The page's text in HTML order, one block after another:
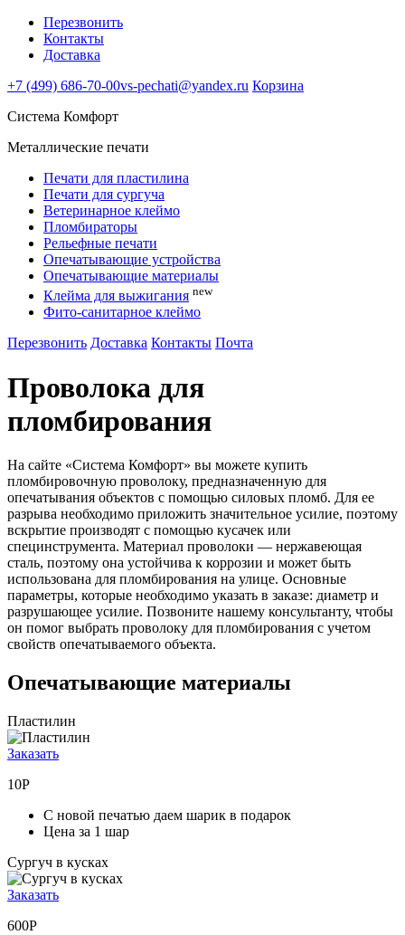
Перезвонить
Контакты
Доставка
+7 (499) 686-70-00vs-pechati@yandex.ru Корзина
Система Комфорт
Металлические печати
Печати для пластилина
Печати для сургуча
Ветеринарное клеймо
Пломбираторы
Рельефные печати
Опечатывающие устройства
Опечатывающие материалы
Клейма для выжигания new
Фито-санитарное клеймо
Перезвонить Доставка Контакты Почта
Проволока для
пломбирования
На сайте «Система Комфорт» вы можете купить
пломбировочную проволоку, предназначенную для
опечатывания объектов с помощью силовых пломб. Для ее
разрыва необходимо приложить значительное усилие, поэтому
вскрытие производят с помощью кусачек или
специнструмента. Материал проволоки — нержавеющая
сталь, поэтому она устойчива к коррозии и может быть
использована для пломбирования на улице. Основные
параметры, которые необходимо указать в заказе: диаметр и
разрушающее усилие. Позвоните нашему консультанту, чтобы
он помог выбрать проволоку для пломбирования с учетом
свойств опечатываемого объекта.
Опечатывающие материалы
Пластилин
Заказать
10Р
С новой печатью даем шарик в подарок
Цена за 1 шар
Сургуч в кусках
Заказать
600Р